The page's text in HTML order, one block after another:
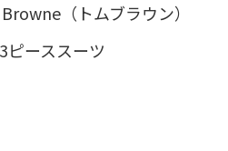
（トムブラウン）
ーススーツ